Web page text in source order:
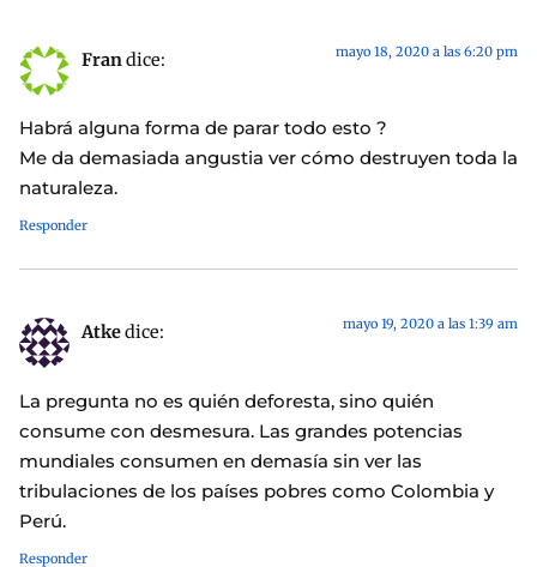
Frandice: mayo 18, 2020 a las 6:20 pm
Habrá alguna forma de parar todo esto ?
Me da demasiada angustia ver cómo destruyen toda la
naturaleza.
Responder
Atkedice: mayo 19, 2020 a las 1:39 am
La pregunta no es quién deforesta, sino quién
consume con desmesura. Las grandes potencias
mundiales consumen en demasía sin ver las
tribulaciones de los países pobres como Colombia y
Perú.
Responder